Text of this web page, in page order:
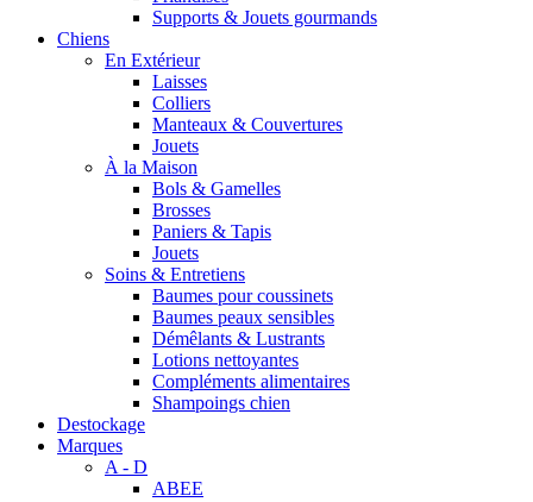
Supports & Jouets gourmands
Chiens
En Extérieur
Laisses
Colliers
Manteaux & Couvertures
Jouets
À la Maison
Bols & Gamelles
Brosses
Paniers & Tapis
Jouets
Soins & Entretiens
Baumes pour coussinets
Baumes peaux sensibles
Démêlants & Lustrants
Lotions nettoyantes
Compléments alimentaires
Shampoings chien
Destockage
Marques
A - D
ABEE